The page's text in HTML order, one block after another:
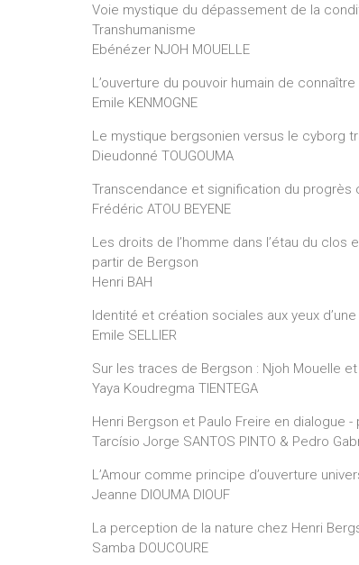
Voie mystique du dépassement de la
Transhumanisme
Ebénézer NJOH MOUELLE
L’ouverture du pouvoir humain de
Emile KENMOGNE
Le mystique bergsonien versus le cyborg
Dieudonné TOUGOUMA
Transcendance et signification du progrès
Frédéric ATOU BEYENE
Les droits de l’homme dans l’étau du clos
partir de Bergson
Henri BAH
Identité et création sociales aux yeux
Emile SELLIER
Sur les traces de Bergson : Njoh Mouelle
Yaya Koudregma TIENTEGA
Henri Bergson et Paulo Freire en dialogue
Tarcísio Jorge SANTOS PINTO & Pedro
L’Amour comme principe d’ouverture
Jeanne DIOUMA DIOUF
La perception de la nature chez Henri
Samba DOUCOURE